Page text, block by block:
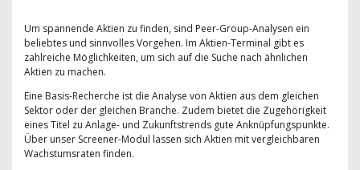
Um spannende Aktien zu finden, sind Peer-Group-Analysen ein
beliebtes und sinnvolles Vorgehen. Im Aktien-Terminal gibt es
zahlreiche Möglichkeiten, um sich auf die Suche nach ähnlichen
Aktien zu machen.
Eine Basis-Recherche ist die Analyse von Aktien aus dem gleichen
Sektor oder der gleichen Branche. Zudem bietet die Zugehörigkeit
eines Titel zu Anlage- und Zukunftstrends gute Anknüpfungspunkte.
Über unser Screener-Modul lassen sich Aktien mit vergleichbaren
Wachstumsraten finden.